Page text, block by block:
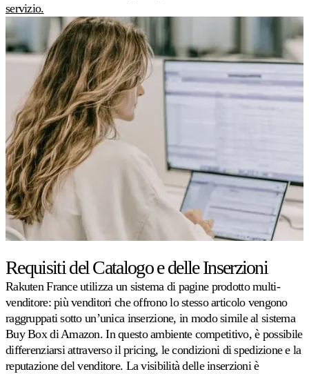
Marketplace
Amazon
Vinca
la
Buy
Box
su
ogni
marketplace
Amazon.
eBay
Rimanga
competitivo
inserzione
eBay.
Kaufland
Vinca
la
Buy
Box
servizio.
Requisiti del Catalogo e delle Inserzioni
Rakuten France utilizza un sistema di pagine prodotto multi-
venditore: più venditori che offrono lo stesso articolo vengono
raggruppati sotto un’unica inserzione, in modo simile al sistema
Buy Box di Amazon. In questo ambiente competitivo, è possibile
differenziarsi attraverso il pricing, le condizioni di spedizione e la
reputazione del venditore. La visibilità delle inserzioni è